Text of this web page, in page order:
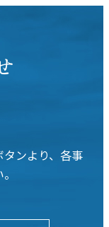
ンより、各事